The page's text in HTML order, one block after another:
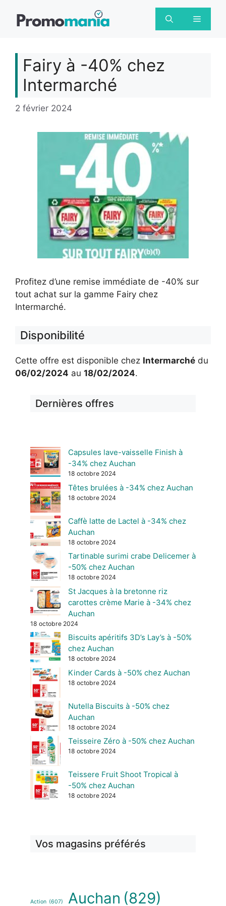
Menu
Fairy à -40% chez
Intermarché
2 février 2024
Profitez d’une remise immédiate de -40% sur
tout achat sur la gamme Fairy chez
Intermarché.
Disponibilité
Cette offre est disponible chez Intermarché du
06/02/2024 au 18/02/2024.
Dernières offres
Capsules lave-vaisselle Finish à
-34% chez Auchan
18 octobre 2024
Têtes brulées à -34% chez Auchan
18 octobre 2024
Caffè latte de Lactel à -34% chez
Auchan
18 octobre 2024
Tartinable surimi crabe Delicemer à
-50% chez Auchan
18 octobre 2024
St Jacques à la bretonne riz
carottes crème Marie à -34% chez
Auchan
18 octobre 2024
Biscuits apéritifs 3D’s Lay’s à -50%
chez Auchan
18 octobre 2024
Kinder Cards à -50% chez Auchan
18 octobre 2024
Nutella Biscuits à -50% chez
Auchan
18 octobre 2024
Teisseire Zéro à -50% chez Auchan
18 octobre 2024
Teissere Fruit Shoot Tropical à
-50% chez Auchan
18 octobre 2024
Vos magasins préférés
Action (607) Auchan (829)